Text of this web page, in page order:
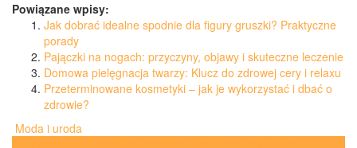
Powiązane wpisy:
Jak dobrać idealne spodnie dla figury gruszki? Praktyczne
porady
Pajączki na nogach: przyczyny, objawy i skuteczne leczenie
Domowa pielęgnacja twarzy: Klucz do zdrowej cery i relaxu
Przeterminowane kosmetyki – jak je wykorzystać i dbać o
zdrowie?
Moda i uroda